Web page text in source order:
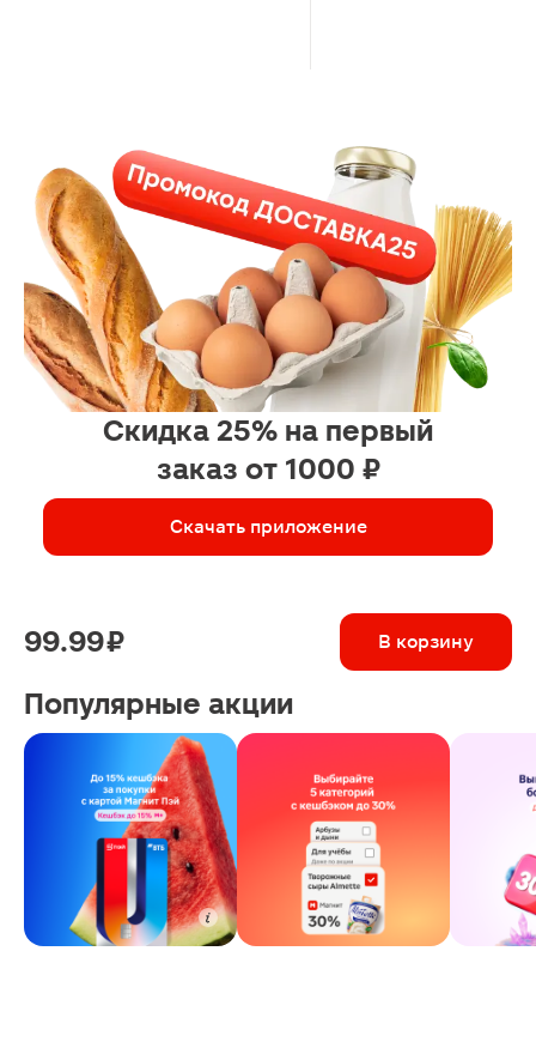
Скидка 25% на первый
заказ от 1000 ₽
Скачать приложение
99.99 ₽ В корзину
Популярные акции